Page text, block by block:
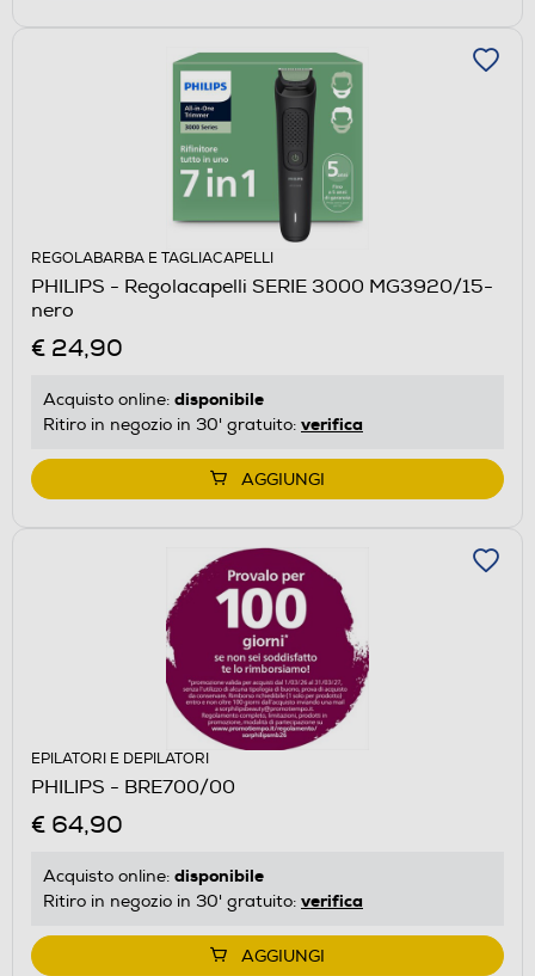
REGOLABARBA E TAGLIACAPELLI
PHILIPS - Regolacapelli SERIE 3000 MG3920/15-
nero
€ 24,90
Acquisto online: disponibile
Ritiro in negozio in 30' gratuito: verifica
AGGIUNGI
EPILATORI E DEPILATORI
PHILIPS - BRE700/00
€ 64,90
Acquisto online: disponibile
Ritiro in negozio in 30' gratuito: verifica
AGGIUNGI